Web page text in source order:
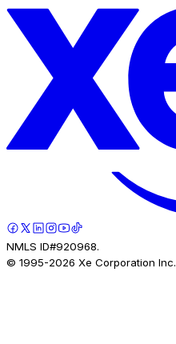
NMLS ID#920968.
© 1995-2026 Xe Corporation Inc.